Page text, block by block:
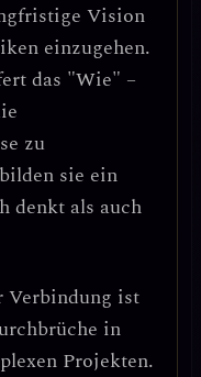
Vision
einzugehen.
das "Wie" –
zu
sie ein
denkt als auch
Verbindung ist
in
Projekten.